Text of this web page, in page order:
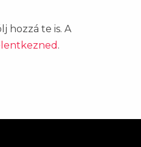
hozzá te is. A
.